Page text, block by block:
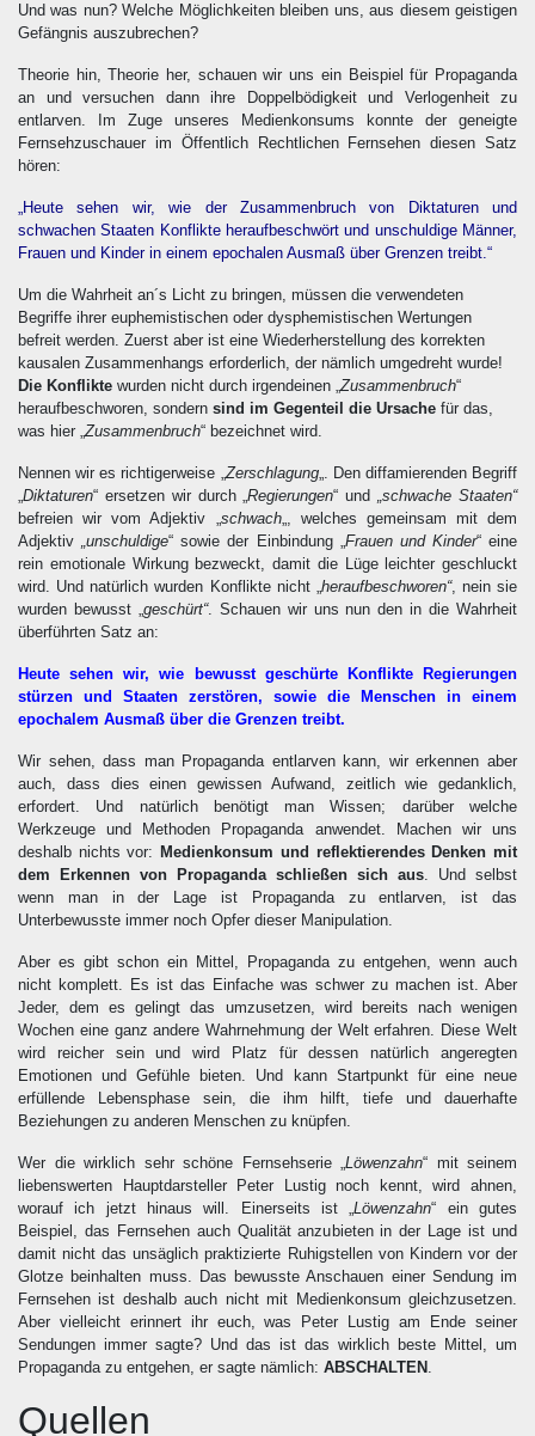
Und was nun? Welche Möglichkeiten bleiben uns, aus diesem geistigen
Gefängnis auszubrechen?
Theorie hin, Theorie her, schauen wir uns ein Beispiel für Propaganda
an und versuchen dann ihre Doppelbödigkeit und Verlogenheit zu
entlarven. Im Zuge unseres Medienkonsums konnte der geneigte
Fernsehzuschauer im Öffentlich Rechtlichen Fernsehen diesen Satz
hören:
„Heute sehen wir, wie der Zusammenbruch von Diktaturen und
schwachen Staaten Konflikte heraufbeschwört und unschuldige Männer,
Frauen und Kinder in einem epochalen Ausmaß über Grenzen treibt.“
Um die Wahrheit an´s Licht zu bringen, müssen die verwendeten
Begriffe ihrer euphemistischen oder dysphemistischen Wertungen
befreit werden. Zuerst aber ist eine Wiederherstellung des korrekten
kausalen Zusammenhangs erforderlich, der nämlich umgedreht wurde!
Die Konflikte wurden nicht durch irgendeinen „Zusammenbruch“
heraufbeschworen, sondern sind im Gegenteil die Ursache für das,
was hier „Zusammenbruch“ bezeichnet wird.
Nennen wir es richtigerweise „Zerschlagung„. Den diffamierenden Begriff
„Diktaturen“ ersetzen wir durch „Regierungen“ und„schwache Staaten“
befreien wir vom Adjektiv „schwach„, welches gemeinsam mit dem
Adjektiv„unschuldige“ sowie der Einbindung „Frauen und Kinder“ eine
rein emotionale Wirkung bezweckt, damit die Lüge leichter geschluckt
wird. Und natürlich wurden Konflikte nicht „heraufbeschworen“, nein sie
wurden bewusst „geschürt“. Schauen wir uns nun den in die Wahrheit
überführten Satz an:
Heute sehen wir, wie bewusst geschürte Konflikte Regierungen
stürzen und Staaten zerstören, sowie die Menschen in einem
epochalem Ausmaß über die Grenzen treibt.
Wir sehen, dass man Propaganda entlarven kann, wir erkennen aber
auch, dass dies einen gewissen Aufwand, zeitlich wie gedanklich,
erfordert. Und natürlich benötigt man Wissen; darüber welche
Werkzeuge und Methoden Propaganda anwendet. Machen wir uns
deshalb nichts vor: Medienkonsum und reflektierendes Denken mit
dem Erkennen von Propaganda schließen sich aus. Und selbst
wenn man in der Lage ist Propaganda zu entlarven, ist das
Unterbewusste immer noch Opfer dieser Manipulation.
Aber es gibt schon ein Mittel, Propaganda zu entgehen, wenn auch
nicht komplett. Es ist das Einfache was schwer zu machen ist. Aber
Jeder, dem es gelingt das umzusetzen, wird bereits nach wenigen
Wochen eine ganz andere Wahrnehmung der Welt erfahren. Diese Welt
wird reicher sein und wird Platz für dessen natürlich angeregten
Emotionen und Gefühle bieten. Und kann Startpunkt für eine neue
erfüllende Lebensphase sein, die ihm hilft, tiefe und dauerhafte
Beziehungen zu anderen Menschen zu knüpfen.
Wer die wirklich sehr schöne Fernsehserie „Löwenzahn“ mit seinem
liebenswerten Hauptdarsteller Peter Lustig noch kennt, wird ahnen,
worauf ich jetzt hinaus will. Einerseits ist „Löwenzahn“ ein gutes
Beispiel, das Fernsehen auch Qualität anzubieten in der Lage ist und
damit nicht das unsäglich praktizierte Ruhigstellen von Kindern vor der
Glotze beinhalten muss. Das bewusste Anschauen einer Sendung im
Fernsehen ist deshalb auch nicht mit Medienkonsum gleichzusetzen.
Aber vielleicht erinnert ihr euch, was Peter Lustig am Ende seiner
Sendungen immer sagte? Und das ist das wirklich beste Mittel, um
Propaganda zu entgehen, er sagte nämlich: ABSCHALTEN .
Quellen